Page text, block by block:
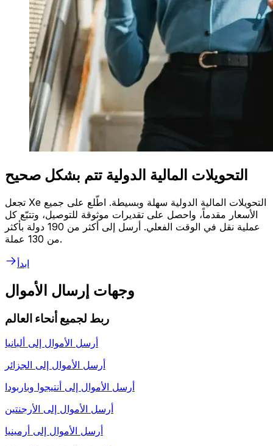
التحويلات المالية الدولية تتم بشكل صحيح
تجعل Xe التحويلات المالية الدولية سهلة وبسيطة. اطّلع على جميع
الأسعار مقدماً، واحصل على تقديرات موثوقة للتوصيل، وتتبّع كل
عملية نقل في الوقت الفعلي. أرسل إلى أكثر من 190 دولة بأكثر
من 130 عملة.
ابدأ
وجهات إرسال الأموال
ربط لجميع أنحاء العالم
أرسل الأموال إلى ألبانيا
أرسل الأموال إلى الجزائر
أرسل الأموال إلى أنتيجوا وباربودا
أرسل الأموال إلى الأرجنتين
أرسل الأموال إلى أرمينيا